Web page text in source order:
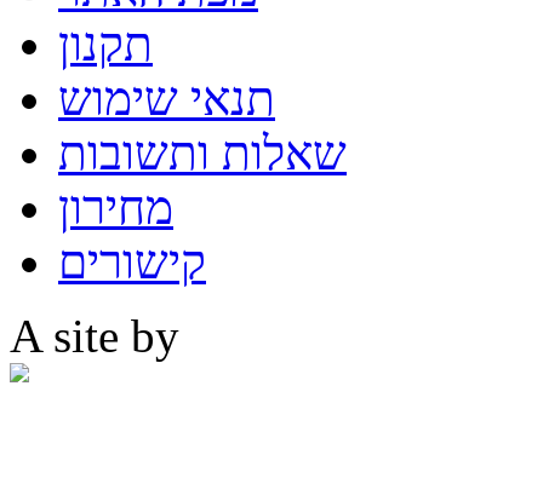
תקנון
תנאי שימוש
שאלות ותשובות
מחירון
קישורים
A site by